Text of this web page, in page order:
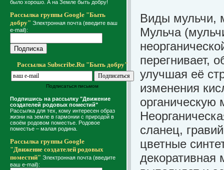
было хорошо. А на Земле быть добру!
Рассылка группы Google "Быть
добру" Электронная почта (введите ваш
e-mail):
Рассылка Subscribe.Ru "Быть добру"
Подписаться письмом
Подпишись на рассылку "Движение
создателей родовых поместий"
Рассылка для тех, кому интересен образ
жизни на земле в гармонии с природой в
своём родовом поместье. Родовое
поместье – малая родина.
Рассылка группы Google
"Движение создателей родовых
поместий" Электронная почта (введите
ваш e-mail):
Виды мульчи,
Мульча
перегнивает,
улучшая её
изменения
органическую
сланец,
цветные
декоративная